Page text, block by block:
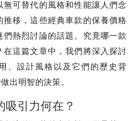
可替代的風格和性能讓人們念
移，這些經典車款的保養價格
熱烈討論的話題。究竟哪一款
在這篇文章中，我們將深入探討
、設計風格以及它們的歷史背
出明智的決策。
吸引力何在？